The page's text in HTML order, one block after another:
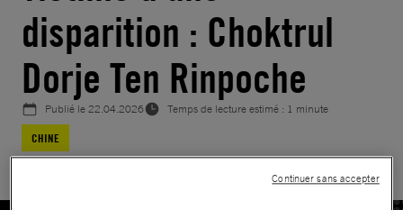
disparition : Choktrul
Dorje Ten Rinpoche
Publié le22.04.2026
Temps de lecture estimé : 1 minute
CHINE
Continuer sans accepter